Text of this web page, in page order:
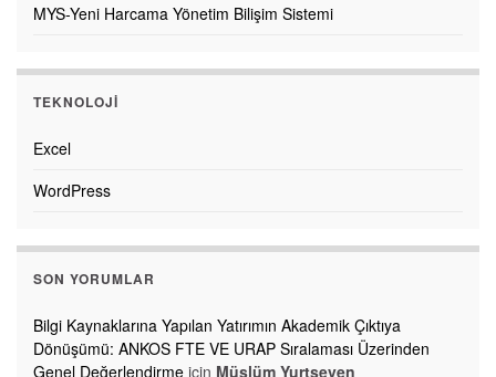
MYS-Yeni Harcama Yönetim Bilişim Sistemi
TEKNOLOJI
Excel
WordPress
SON YORUMLAR
Bilgi Kaynaklarına Yapılan Yatırımın Akademik Çıktıya
Dönüşümü: ANKOS FTE VE URAP Sıralaması Üzerinden
Genel Değerlendirme için Müslüm Yurtseven